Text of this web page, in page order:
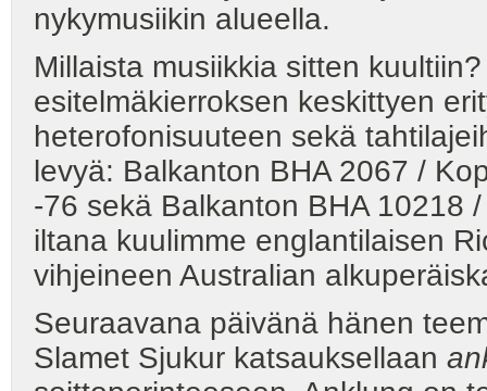
nykymusiikin alueella.
Millaista musiikkia sitten
esitelmäkierroksen keskittyen
heterofonisuuteen sekä
levyä: Balkanton BHA 2067 /
-76 sekä Balkanton BHA 10218
iltana kuulimme englantilaisen
vihjeineen Australian
Seuraavana päivänä hänen
Slamet Sjukur katsauksellaan